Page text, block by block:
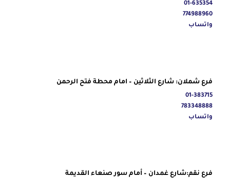
01-635354
774988960
واتساب
فرع شملان: شارع الثلاثين – امام محطة فتح الرحمن
01-383715
783348888
واتساب
فرع نقم:شارع غمدان – أمام سور صنعاء القديمة